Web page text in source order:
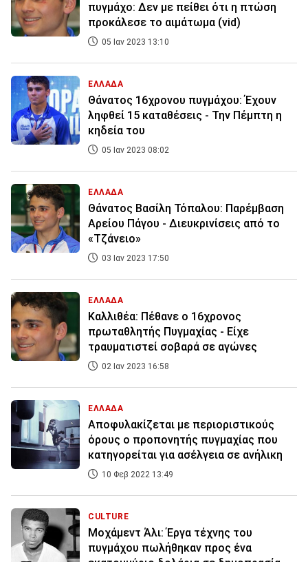
πυγμάχο: Δεν με πείθει ότι η πτώση
προκάλεσε το αιμάτωμα (vid)
05 Ιαν 2023 13:10
ΕΛΛΑΔΑ
Θάνατος 16χρονου πυγμάχου: Έχουν
ληφθεί 15 καταθέσεις - Την Πέμπτη η
κηδεία του
05 Ιαν 2023 08:02
ΕΛΛΑΔΑ
Θάνατος Βασίλη Τόπαλου: Παρέμβαση
Αρείου Πάγου - Διευκρινίσεις από το
«Τζάνειο»
03 Ιαν 2023 17:50
ΕΛΛΑΔΑ
Καλλιθέα: Πέθανε ο 16χρονος
πρωταθλητής Πυγμαχίας - Είχε
τραυματιστεί σοβαρά σε αγώνες
02 Ιαν 2023 16:58
ΕΛΛΑΔΑ
Αποφυλακίζεται με περιοριστικούς
όρους ο προπονητής πυγμαχίας που
κατηγορείται για ασέλγεια σε ανήλικη
10 Φεβ 2022 13:49
CULTURE
Μοχάμεντ Άλι: Έργα τέχνης του
πυγμάχου πωλήθηκαν προς ένα